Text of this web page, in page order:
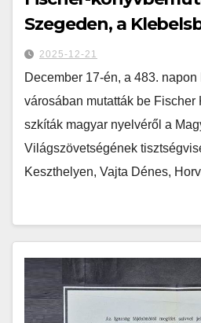
Szegeden, a
2025-12-21
December 17-én, a 483.
városában mutatták be Fischer
szkíták magyar nyelvéről a
Világszövetségének
Keszthelyen, Vajta Dénes,